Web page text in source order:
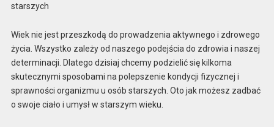
starszych
Wiek nie jest przeszkodą do prowadzenia aktywnego i zdrowego
życia. Wszystko zależy od naszego podejścia do zdrowia i naszej
determinacji. Dlatego dzisiaj chcemy podzielić się kilkoma
skutecznymi sposobami na polepszenie kondycji fizycznej i
sprawności organizmu u osób starszych. Oto jak możesz zadbać
o swoje ciało i umysł w starszym wieku.